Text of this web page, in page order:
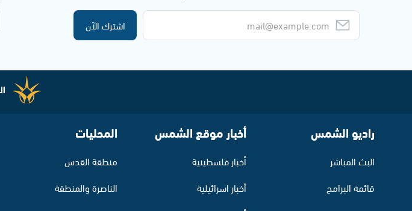
اشترك الآن
راديو الشمس
البث المباشر
قائمة البرامج
أخبار موقع الشمس
أخبار فلسطينية
أخبار اسرائيلية
المحليات
منطقة القدس
الناصرة والمنطقة